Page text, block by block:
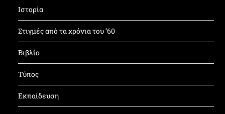
Ιστορία
Στιγμές από τα χρόνια του ’60
Βιβλίο
Τύπος
Εκπαίδευση